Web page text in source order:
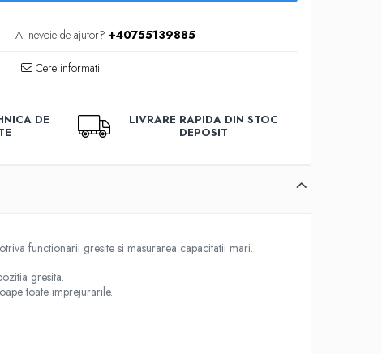
Ai nevoie de ajutor? +40755139885
Cere informatii
DE
LIVRARE RAPIDA DIN STOC
DEPOSIT
functionarii gresite si masurarea capacitatii mari.
gresita.
toate imprejurarile.